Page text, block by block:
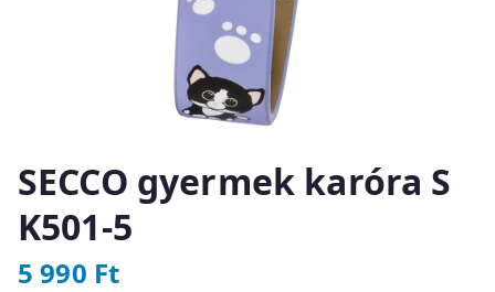
SECCO gyermek karóra S
K501-5
5 990 Ft